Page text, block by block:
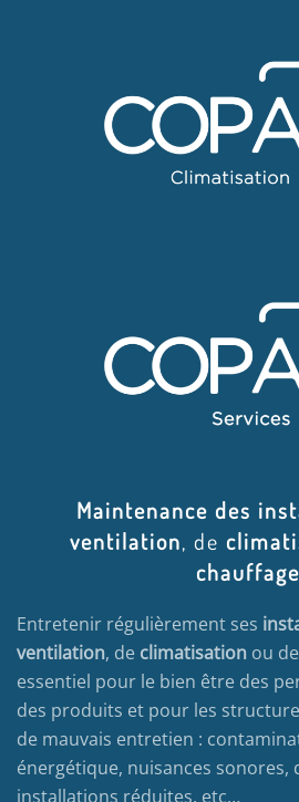
Maintenance des
ventilation, de
chauffage
Entretenir régulièrement ses
ventilation, de climatisation ou de
essentiel pour le bien être des
des produits et pour les
de mauvais entretien :
énergétique, nuisances sonores,
installations réduites, etc…